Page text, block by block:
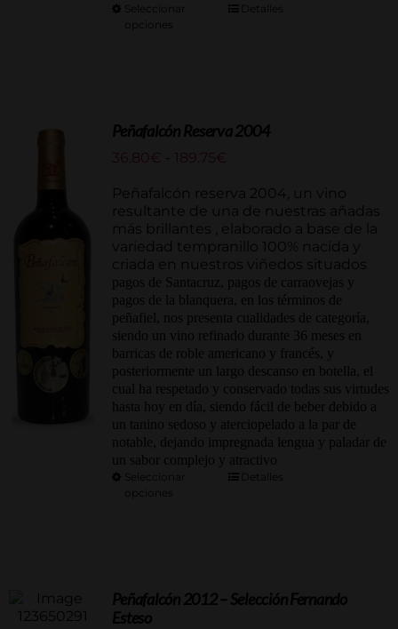
Seleccionar
opciones
Detalles
Peñafalcón Reserva 2004
36.80 € 189.75€
precios:
desde
36.80€
hasta
189.75€
Peñafalcón reserva 2004, un vino
resultante de una de nuestras añadas
más brillantes , elaborado a base de la
variedad tempranillo 100% nacida y
criada en nuestros viñedos situados
pagos de Santacruz, pagos de carraovejas y
pagos de la blanquera, en los términos de
peñafiel, nos presenta cualidades de categoría,
siendo un vino refinado durante 36 meses en
barricas de roble americano y francés, y
posteriormente un largo descanso en botella, el
cual ha respetado y conservado todas sus virtudes
hasta hoy en día, siendo fácil de beber debido a
un tanino sedoso y aterciopelado a la par de
notable, dejando impregnada lengua y paladar de
un sabor complejo y atractivo
Seleccionar
opciones
Detalles
Peñafalcón 2012 – Selección Fernando
Esteso